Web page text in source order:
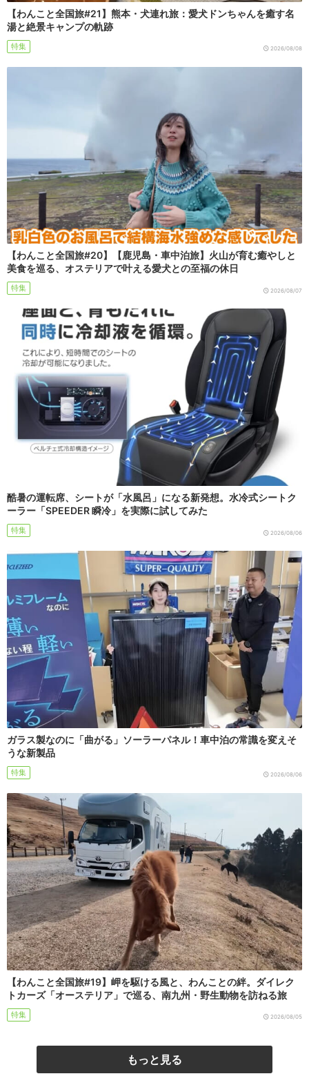
【わんこと全国旅#21】熊本・犬連れ旅：愛犬ドンちゃんを癒す名
湯と絶景キャンプの軌跡
特集 2026/08/08
【わんこと全国旅#20】【鹿児島・車中泊旅】火山が育む癒やしと
美食を巡る、オステリアで叶える愛犬との至福の休日
特集 2026/08/07
酷暑の運転席、シートが「水風呂」になる新発想。水冷式シートク
ーラー「SPEEDER 瞬冷」を実際に試してみた
特集 2026/08/06
ガラス製なのに「曲がる」ソーラーパネル！車中泊の常識を変えそ
うな新製品
特集 2026/08/06
【わんこと全国旅#19】岬を駆ける風と、わんことの絆。ダイレク
トカーズ「オーステリア」で巡る、南九州・野生動物を訪ねる旅
特集 2026/08/05
もっと見る